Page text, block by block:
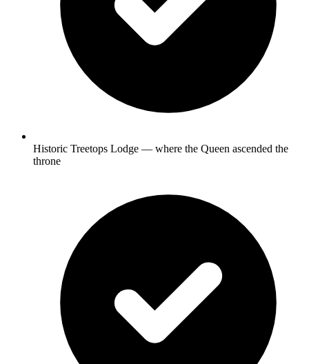
Historic Treetops Lodge — where the Queen ascended the
throne